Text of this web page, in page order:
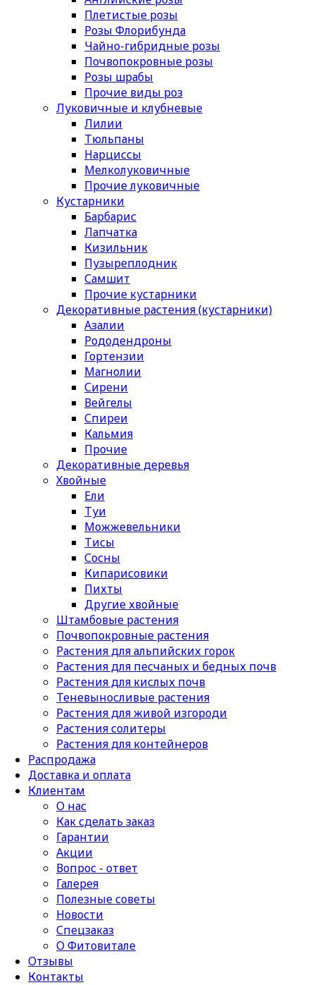
Плетистые розы
Розы Флорибунда
Чайно-гибридные розы
Почвопокровные розы
Розы шрабы
Прочие виды роз
Луковичные и клубневые
Лилии
Тюльпаны
Нарциссы
Мелколуковичные
Прочие луковичные
Кустарники
Барбарис
Лапчатка
Кизильник
Пузыреплодник
Самшит
Прочие кустарники
Декоративные растения (кустарники)
Азалии
Рододендроны
Гортензии
Магнолии
Сирени
Вейгелы
Спиреи
Кальмия
Прочие
Декоративные деревья
Хвойные
Ели
Туи
Можжевельники
Тисы
Сосны
Кипарисовики
Пихты
Другие хвойные
Штамбовые растения
Почвопокровные растения
Растения для альпийских горок
Растения для песчаных и бедных почв
Растения для кислых почв
Теневыносливые растения
Растения для живой изгороди
Растения солитеры
Растения для контейнеров
Распродажа
Доставка и оплата
Клиентам
О нас
Как сделать заказ
Гарантии
Акции
Вопрос - ответ
Галерея
Полезные советы
Новости
Спецзаказ
О Фитовитале
Отзывы
Контакты